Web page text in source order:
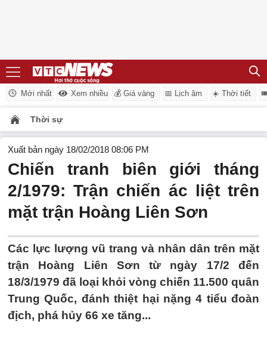
Mới nhất Xem nhiều 💰 Giá vàng 📅 Lịch âm ☀️ Thời tiết
Thời sự
Xuất bản ngày 18/02/2018 08:06 PM
Chiến tranh biên giới tháng
2/1979: Trận chiến ác liệt trên
mặt trận Hoàng Liên Sơn
Các lực lượng vũ trang và nhân dân trên mặt
trận Hoàng Liên Sơn từ ngày 17/2 đến
18/3/1979 đã loại khỏi vòng chiến 11.500 quân
Trung Quốc, đánh thiệt hại nặng 4 tiểu đoàn
địch, phá hủy 66 xe tăng...